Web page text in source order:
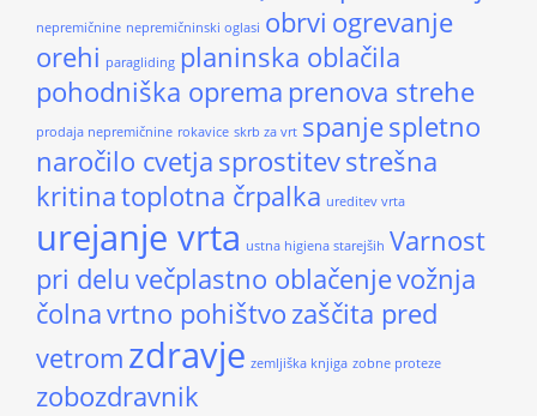
nepremičnine nepremičninski oglasi obrvi ogrevanje
orehi paragliding planinska oblačila
pohodniška oprema prenova strehe
prodaja nepremičnine rokavice skrb za vrt spanjespletno
naročilo cvetja sprostitevstrešna
kritinatoplotna črpalka ureditev vrta
urejanje vrta ustna higiena starejših Varnost
pri delu večplastno oblačenjevožnja
čolnavrtno pohištvo zaščita pred
vetrom zdravje zemljiška knjiga zobne proteze
zobozdravnik